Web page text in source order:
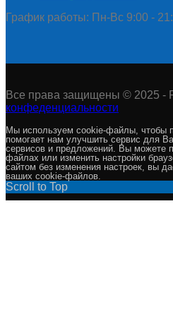
График работы: Пн-Вс 9:00 -
Все права защищены © 2025 -
конфеденциальности
Мы используем cookie-файлы, чтобы
помогает нам улучшить сервис для
сервисов и предложений. Вы можете
файлах или изменить настройки
сайтом без изменения настроек, вы
ваших cookie-файлов.
Scroll to Top